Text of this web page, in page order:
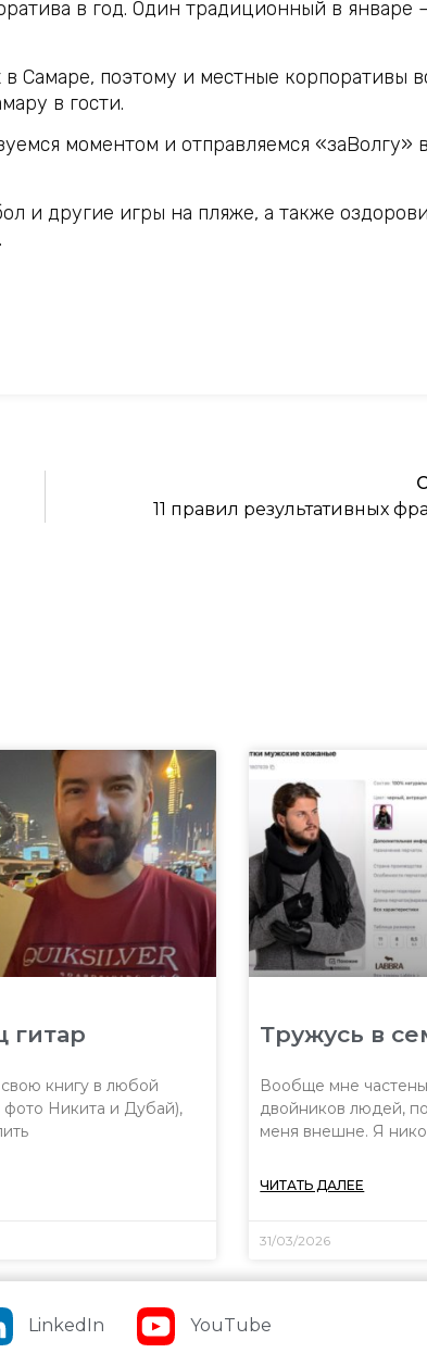
в год. Один традиционный в январе
Самаре, поэтому и местные корпоративы
в гости.
моментом и отправляемся «заВолгу»
и другие игры на пляже, а также
11 правил результативных
гитар
книгу в любой
фото Никита и Дубай),
Тружусь в
Вообще мне
двойников людей,
меня внешне. Я
ЧИТАТЬ ДАЛЕЕ
31/03/2026
LinkedIn YouTube